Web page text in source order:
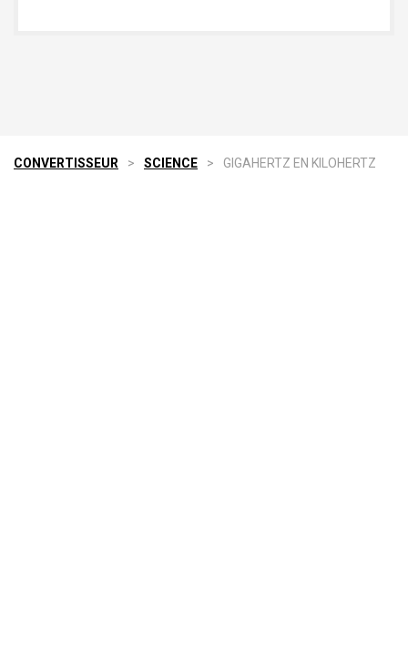
CONVERTISSEUR > SCIENCE > GIGAHERTZ EN KILOHERTZ